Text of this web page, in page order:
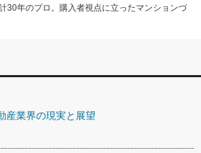
30年のプロ。購入者視点に立ったマンションづ
業界の現実と展望